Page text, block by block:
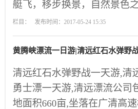
艇飞，移步换景，自然景色
栏目： 发布时间：2017-05-24 15:35
黄腾峡漂流一日游|清远红石水弹野
清远红石水弹野战一天游,清
勇士漂一天游,清远漂流公司
地面积660亩,坐落在广清高